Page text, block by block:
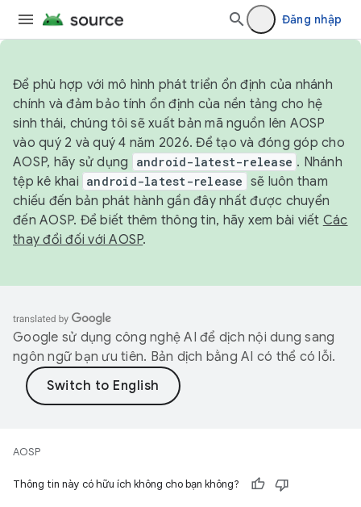
Đăng nhập
Để phù hợp với mô hình phát triển ổn định của nhánh
chính và đảm bảo tính ổn định của nền tảng cho hệ
sinh thái, chúng tôi sẽ xuất bản mã nguồn lên AOSP
vào quý 2 và quý 4 năm 2026. Để tạo và đóng góp cho
AOSP, hãy sử dụng
android-latest-release . Nhánh
tệp kê khai android-latest-release sẽ luôn tham
chiếu đến bản phát hành gần đây nhất được chuyển
đến AOSP. Để biết thêm thông tin, hãy xem bài viết Các
thay đổi đối với AOSP.
Google sử dụng công nghệ AI để dịch nội dung sang
ngôn ngữ bạn ưu tiên. Bản dịch bằng AI có thể có lỗi.
AOSP
Thông tin này có hữu ích không cho bạn không?